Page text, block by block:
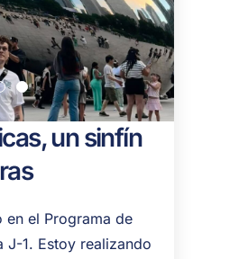
un sinfín
en el Programa de
J-1. Estoy realizando